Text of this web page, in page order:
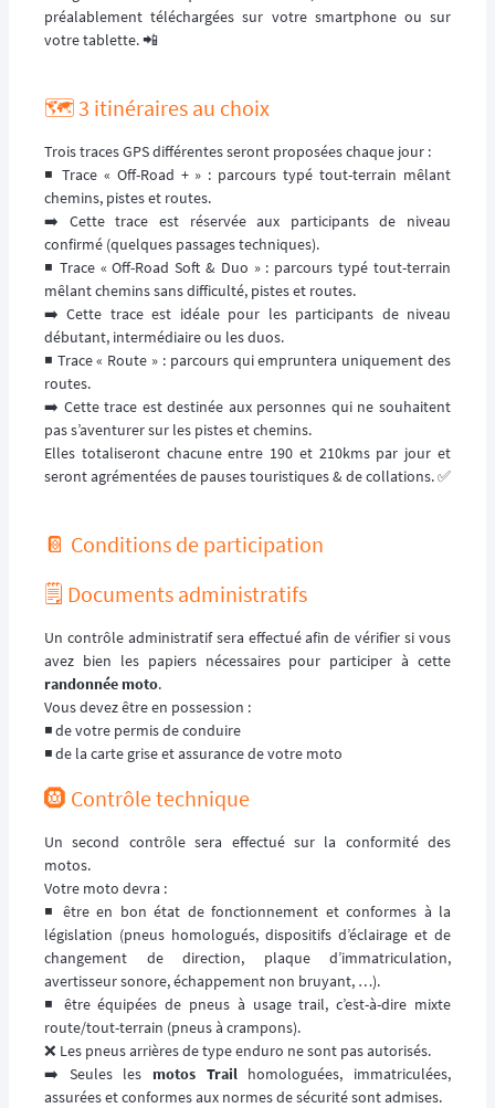
préalablement téléchargées sur votre smartphone ou sur
votre tablette. 📲
🗺️ 3 itinéraires au choix
Trois traces GPS différentes seront proposées chaque jour :
◾️ Trace « Off-Road + » : parcours typé tout-terrain mêlant
chemins, pistes et routes.
➡️ Cette trace est réservée aux participants de niveau
confirmé (quelques passages techniques).
◾️ Trace « Off-Road Soft & Duo » : parcours typé tout-terrain
mêlant chemins sans difficulté, pistes et routes.
➡️ Cette trace est idéale pour les participants de niveau
débutant, intermédiaire ou les duos.
◾️ Trace « Route » : parcours qui empruntera uniquement des
routes.
➡️ Cette trace est destinée aux personnes qui ne souhaitent
pas s’aventurer sur les pistes et chemins.
Elles totaliseront chacune entre 190 et 210kms par jour et
seront agrémentées de pauses touristiques & de collations. ✅
📔 Conditions de participation
🗒️ Documents administratifs
Un contrôle administratif sera effectué afin de vérifier si vous
avez bien les papiers nécessaires pour participer à cette
randonnée moto.
Vous devez être en possession :
◾️ de votre permis de conduire
◾️ de la carte grise et assurance de votre moto
🛞 Contrôle technique
Un second contrôle sera effectué sur la conformité des
motos.
Votre moto devra :
◾️ être en bon état de fonctionnement et conformes à la
législation (pneus homologués, dispositifs d’éclairage et de
changement de direction, plaque d’immatriculation,
avertisseur sonore, échappement non bruyant, …).
◾️ être équipées de pneus à usage trail, c’est-à-dire mixte
route/tout-terrain (pneus à crampons).
❌ Les pneus arrières de type enduro ne sont pas autorisés.
➡️ Seules les motos Trail homologuées, immatriculées,
assurées et conformes aux normes de sécurité sont admises.